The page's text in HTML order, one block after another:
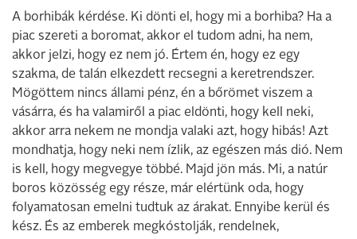
A borhibák kérdése. Ki dönti el, hogy mi a borhiba? Ha a
piac szereti a boromat, akkor el tudom adni, ha nem,
akkor jelzi, hogy ez nem jó. Értem én, hogy ez egy
szakma, de talán elkezdett recsegni a keretrendszer.
Mögöttem nincs állami pénz, én a bőrömet viszem a
vásárra, és ha valamiről a piac eldönti, hogy kell neki,
akkor arra nekem ne mondja valaki azt, hogy hibás! Azt
mondhatja, hogy neki nem ízlik, az egészen más dió. Nem
is kell, hogy megvegye többé. Majd jön más. Mi, a natúr
boros közösség egy része, már elértünk oda, hogy
folyamatosan emelni tudtuk az árakat. Ennyibe kerül és
kész. És az emberek megkóstolják, rendelnek,